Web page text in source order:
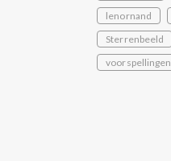
lenornand
Sterrenbeeld
voorspellingen